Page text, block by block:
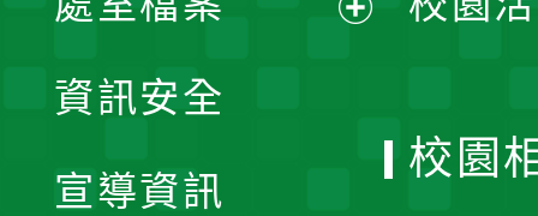
資訊安全
宣導資訊
校園